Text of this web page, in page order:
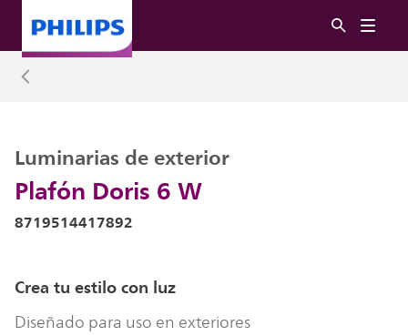
Plafón Doris 6 W
Luminarias de exterior
8719514417892
Crea tu estilo con luz
Diseñado para uso en exteriores